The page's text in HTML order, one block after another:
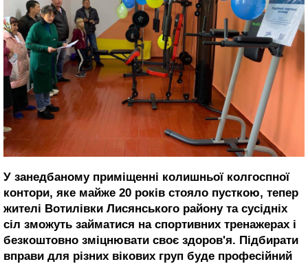
У занедбаному приміщенні колишньої колгоспної
контори, яке майже 20 років стояло пусткою, тепер
жителі Вотилівки Лисянського району та сусідніх
сіл зможуть займатися на спортивних тренажерах і
безкоштовно зміцнювати своє здоров'я. Підбирати
вправи для різних вікових груп буде професійний